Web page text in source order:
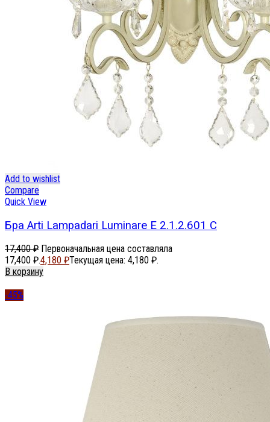
Add to wishlist
Compare
Quick View
Бра Arti Lampadari Luminare E 2.1.2.601 C
17,400₽ Первоначальная цена составляла
17,400 ₽.4,180 ₽Текущая цена: 4,180 ₽.
В корзину
-45%